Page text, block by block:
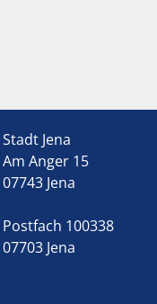
Stadt Jena
Am Anger 15
07743 Jena
Postfach 100338
07703 Jena